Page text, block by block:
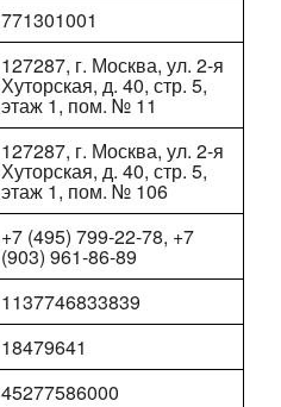
771301001
127287, г. Москва, ул. 2-я
Хуторская, д. 40, стр. 5,
этаж 1, пом. № 11
127287, г. Москва, ул. 2-я
Хуторская, д. 40, стр. 5,
этаж 1, пом. № 106
+7 (495) 799-22-78, +7
(903) 961-86-89
1137746833839
18479641
45277586000